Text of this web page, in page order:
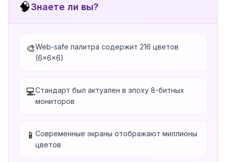
🧠Знаете ли вы?
🎨Web-safe палитра содержит 216 цветов
(6×6×6)
💻Стандарт был актуален в эпоху 8-битных
мониторов
📱 Современные экраны отображают миллионы
цветов